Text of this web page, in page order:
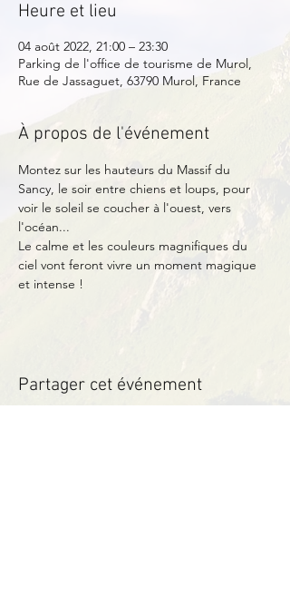
Heure et lieu
04 août 2022, 21:00 – 23:30
Parking de l'office de tourisme de Murol,
Rue de Jassaguet, 63790 Murol, France
À propos de l'événement
Montez sur les hauteurs du Massif du
Sancy, le soir entre chiens et loups, pour
voir le soleil se coucher à l'ouest, vers
l'océan...
Le calme et les couleurs magnifiques du
ciel vont feront vivre un moment magique
et intense !
Partager cet événement